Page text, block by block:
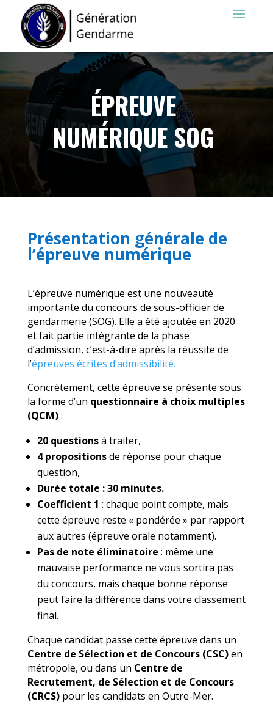
ÉPREUVE
NUMÉRIQUE SOG
Présentation générale de
l’épreuve numérique
L’épreuve numérique est une nouveauté
importante du concours de sous-officier de
gendarmerie (SOG). Elle a été ajoutée en 2020
et fait partie intégrante de la phase
d’admission, c’est-à-dire après la réussite de
l’épreuves écrites d’admissibilité.
Concrètement, cette épreuve se présente sous
la forme d’un questionnaire à choix multiples
(QCM):
20 questionsà traiter,
4 propositionsde réponse pour chaque
question,
Durée totale : 30 minutes.
Coefficient 1 : chaque point compte, mais
cette épreuve reste « pondérée » par rapport
aux autres (épreuve orale notamment).
Pas de note éliminatoire : même une
mauvaise performance ne vous sortira pas
du concours, mais chaque bonne réponse
peut faire la différence dans votre classement
final.
Chaque candidat passe cette épreuve dans un
Centre de Sélection et de Concours (CSC)en
métropole, ou dans un Centre de
Recrutement, de Sélection et de Concours
(CRCS)pour les candidats en Outre-Mer.